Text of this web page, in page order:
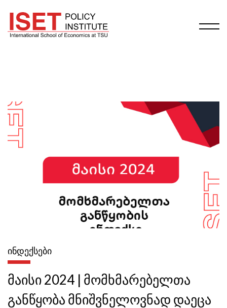
ᲘᲜᲓᲔᲥᲡᲔᲑᲘ
მაისი 2024 | მომხმარებელთა
განწყობა მნიშვნელოვნად დაეცა